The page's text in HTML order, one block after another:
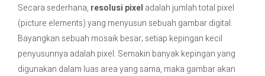
Secara sederhana, resolusi pixel adalah jumlah total pixel
(picture elements) yang menyusun sebuah gambar digital.
Bayangkan sebuah mosaik besar; setiap kepingan kecil
penyusunnya adalah pixel. Semakin banyak kepingan yang
digunakan dalam luas area yang sama, maka gambar akan